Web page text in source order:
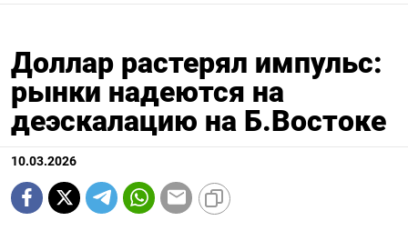
Доллар растерял импульс:
рынки надеются на
деэскалацию на Б.Востоке
10.03.2026